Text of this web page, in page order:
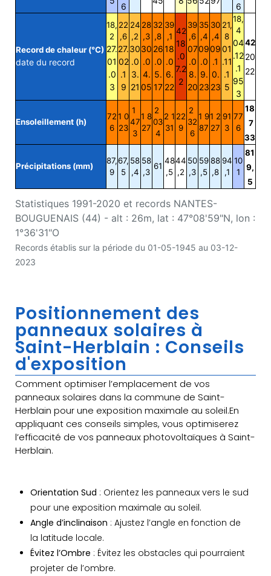
Statistiques 1991-2020 et records NANTES-
BOUGUENAIS (44) - alt : 26m, lat : 47°08'59"N, lon :
1°36'31"O
Records établis sur la période du 01-05-1945 au 03-12-
2023
6
6
Record de chaleur (°C)
date du record
18,
2
27.
01
.0
3
22
,6
27.
02
.1
9
24
,2
30
.0
3.
21
28
,3
30
.0
4.
05
32
,8
26
.0
5.
17
39
,1
18
.0
6.
22
42
18
.0
7.2
2
39
,6
07
.0
8.
20
35
,4
09
.0
9.
23
30
,4
09
.1
0.
23
21,
8
01
.11
.1
5
18,
4
04
.12
.1
95
3
42
20
22
Ensoleillement (h)
72
6
1 0
23
1
47
3
1 8
27
2
03
4
2 1
31
22
9
2
32
6
1 9
87
1 2
27
91
3
77
6
18
7
33
Précipitations (mm)
87,
9
67,
5
58
,4
58
,3
61
48
,5
44
,2
50
,3
59
,5
88
,8
94
,1
10
1
81
9,
5
Positionnement des
panneaux solaires à
Saint-Herblain : Conseils
d'exposition
Comment optimiser l’emplacement de vos
panneaux solaires dans la commune de Saint-
Herblain pour une exposition maximale au soleil.En
appliquant ces conseils simples, vous optimiserez
l’efficacité de vos panneaux photovoltaïques à Saint-
Herblain.
Orientation Sud : Orientez les panneaux vers le sud
pour une exposition maximale au soleil.
Angle d’inclinaison : Ajustez l’angle en fonction de
la latitude locale.
Évitez l’Ombre : Évitez les obstacles qui pourraient
projeter de l’ombre.